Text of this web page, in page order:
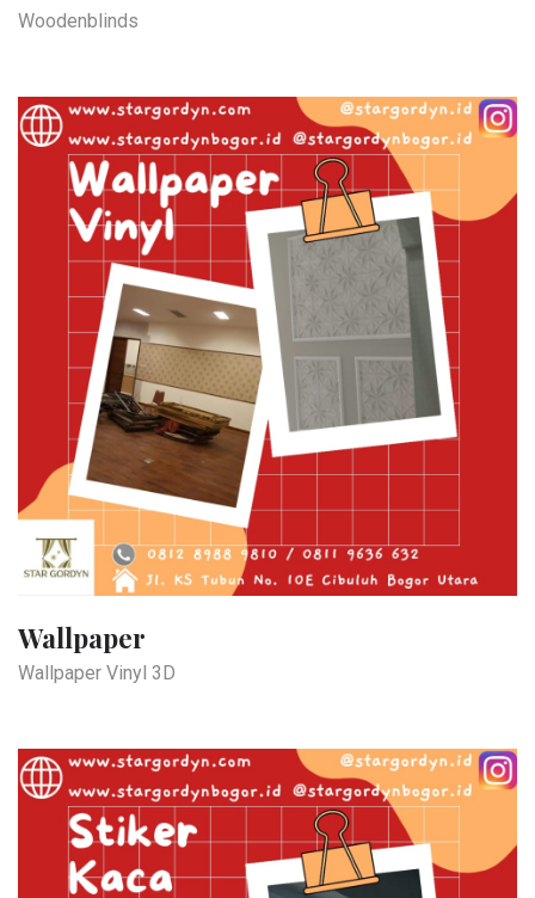
Woodenblinds
Wallpaper
Wallpaper Vinyl 3D